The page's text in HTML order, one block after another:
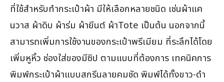
ที่ใช้สำหรับทำกระเป๋าผ้า มีให้เลือกหลายชนิด เช่นผ้าแค
นวาส ผ้าดิบ ผ้าร่ม ผ้ายีนต์ ผ้าTote เป็นต้น นอกจากนี้
สามารถเพิ่มการใช้งานของกระเป๋าพรีเมียม ที่ระลึกได้โดย
เพิ่มหูหิ้ว ช่องใส่ของมีซิป ตามแบบที่ต้องการ เทคนิคการ
พิมพ์กระเป๋าผ้าแบบสกรีนลายคมชัด พิมพ์ได้ทั้งขาว-ดำ